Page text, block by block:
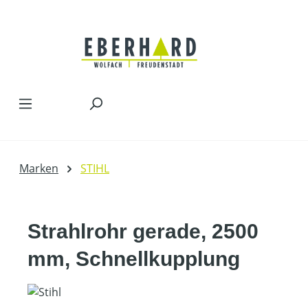
Marken STIHL
Strahlrohr gerade, 2500
mm, Schnellkupplung